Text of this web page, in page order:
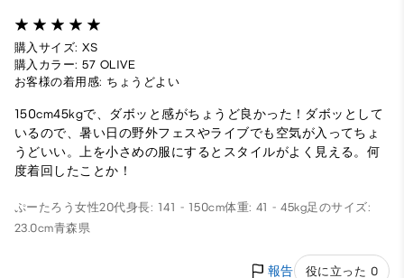
購入サイズ: XS
購入カラー: 57 OLIVE
お客様の着用感: ちょうどよい
150cm45kgで、ダボッと感がちょうど良かった！ダボッとして
いるので、暑い日の野外フェスやライブでも空気が入ってちょ
うどいい。上を小さめの服にするとスタイルがよく見える。何
度着回したことか！
ぷーたろう女性20代身長: 141 - 150cm体重: 41 - 45kg足のサイズ:
23.0cm青森県
報告 役に立った 0